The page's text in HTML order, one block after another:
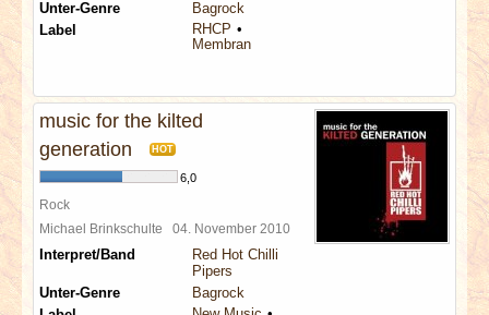
Unter-Genre
Bagrock
Label
RHCP
Membran
music for the kilted
generation
HOT
6,0
Rock
Michael Brinkschulte 04. November 2010
Interpret/Band
Red Hot Chilli
Pipers
Unter-Genre
Bagrock